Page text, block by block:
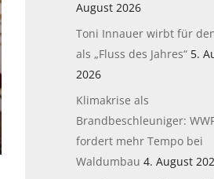
August 2026
Toni Innauer wirbt für
als „Fluss des Jahres“ 5.
2026
Klimakrise als
Brandbeschleuniger:
fordert mehr Tempo bei
Waldumbau 4. August